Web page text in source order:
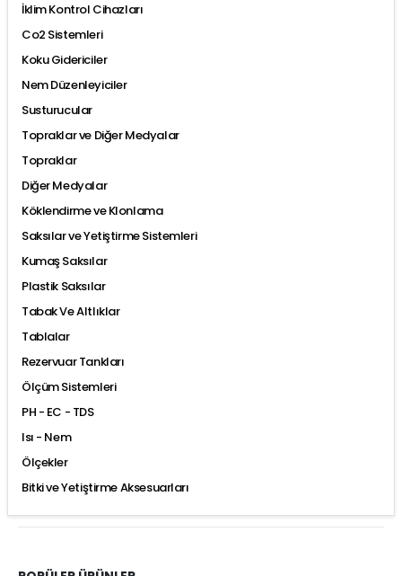
İklim Kontrol Cihazları
Co2 Sistemleri
Koku Gidericiler
Nem Düzenleyiciler
Susturucular
Topraklar ve Diğer Medyalar
Topraklar
Diğer Medyalar
Köklendirme ve Klonlama
Saksılar ve Yetiştirme Sistemleri
Kumaş Saksılar
Plastik Saksılar
Tabak Ve Altlıklar
Tablalar
Rezervuar Tankları
Ölçüm Sistemleri
PH - EC - TDS
Isı - Nem
Ölçekler
Bitki ve Yetiştirme Aksesuarları